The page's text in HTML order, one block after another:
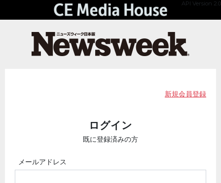
API Version 2.0
新規会員登録
ログイン
既に登録済みの方
メールアドレス